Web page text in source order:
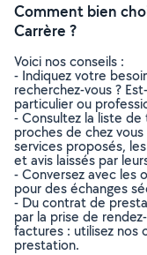
Comment bien
Carrère ?
Voici nos conseils :
- Indiquez votre
recherchez-vous ?
particulier ou
- Consultez la liste
proches de chez
services proposés,
et avis laissés par
- Conversez avec les
pour des échanges
- Du contrat de
par la prise de
factures : utilisez nos
prestation.